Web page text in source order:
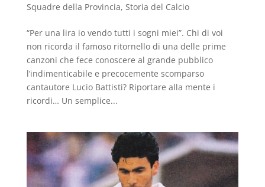
Squadre della Provincia, Storia del Calcio
“Per una lira io vendo tutti i sogni miei”. Chi di voi
non ricorda il famoso ritornello di una delle prime
canzoni che fece conoscere al grande pubblico
l’indimenticabile e precocemente scomparso
cantautore Lucio Battisti? Riportare alla mente i
ricordi… Un semplice...